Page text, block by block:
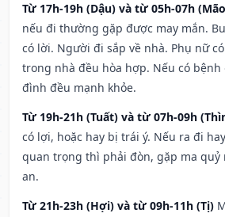
Từ 17h-19h (Dậu) và từ 05h-07h
nếu đi thường gặp được may mắn.
có lời. Người đi sắp về nhà. Phụ nữ
trong nhà đều hòa hợp. Nếu có bệnh
đình đều mạnh khỏe.
Từ 19h-21h (Tuất) và từ 07h-09h
có lợi, hoặc hay bị trái ý. Nếu ra đi
quan trọng thì phải đòn, gặp ma
an.
Từ 21h-23h (Hợi) và từ 09h-11h (Tị)